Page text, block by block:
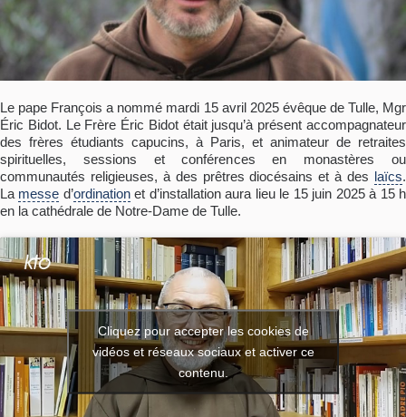
Le pape François a nommé mardi 15 avril 2025 évêque de Tulle, Mgr
Éric Bidot. Le Frère Éric Bidot était jusqu’à présent accompagnateur
des frères étudiants capucins, à Paris, et animateur de retraites
spirituelles, sessions et conférences en monastères ou
communautés religieuses, à des prêtres diocésains et à des laïcs.
La messe d’ordinationet d’installation aura lieu le 15 juin 2025 à 15 h
en la cathédrale de Notre-Dame de Tulle.
Cliquez pour accepter les cookies de
vidéos et réseaux sociaux et activer ce
contenu.